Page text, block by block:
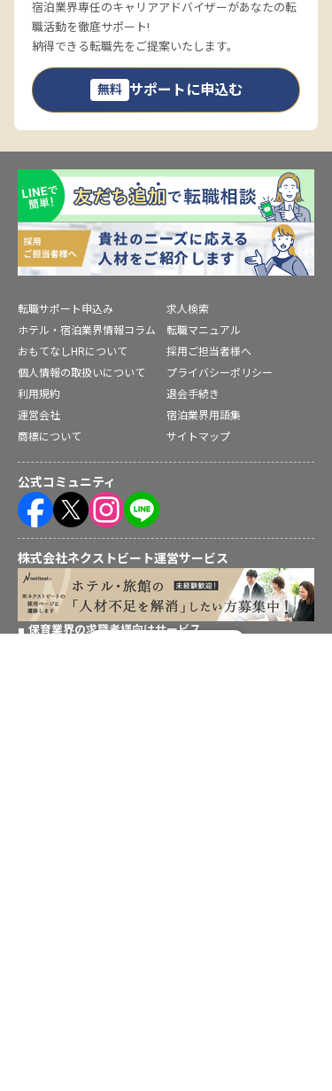
宿泊業界専任のキャリアアドバイザーがあなたの転
職活動を徹底サポート!
納得できる転職先をご提案いたします。
無料 サポートに申込む
転職サポート申込み
求人検索
ホテル・宿泊業界情報コラム
転職マニュアル
おもてなしHRについて
採用ご担当者様へ
個人情報の取扱いについて
プライバシーポリシー
利用規約
退会手続き
運営会社
宿泊業界用語集
商標について
サイトマップ
公式コミュニティ
株式会社ネクストビート運営サービス
保育業界の求職者様向けサービス